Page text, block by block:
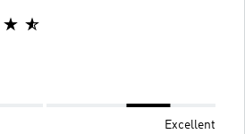
Excellent